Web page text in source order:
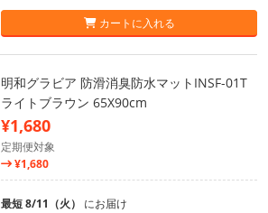
カートに入れる
明和グラビア 防滑消臭防水マットINSF-01T
ライトブラウン 65X90cm
¥1,680
定期便対象
¥1,680
最短 8/11（火） にお届け